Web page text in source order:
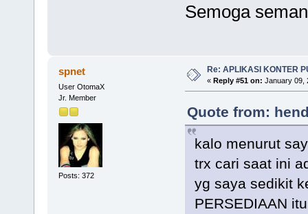
Semoga
spnet
User OtomaX
Jr. Member
Posts: 372
Re: APLIKASI KONTER
« Reply #51 on: January 09,
Quote from:
kalo menurut
trx cari saat ini
yg saya sedikit
PERSEDIAAN